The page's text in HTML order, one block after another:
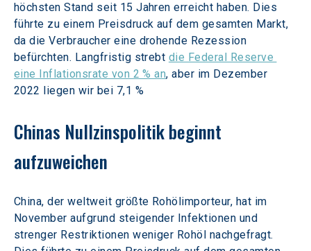
höchsten Stand seit 15 Jahren erreicht haben. Dies
führte zu einem Preisdruck auf dem gesamten Markt,
da die Verbraucher eine drohende Rezession
befürchten. Langfristig strebt die Federal Reserve
eine Inflationsrate von 2 % an, aber im Dezember
2022 liegen wir bei 7,1 %
Chinas Nullzinspolitik beginnt
aufzuweichen
China, der weltweit größte Rohölimporteur, hat im
November aufgrund steigender Infektionen und
strenger Restriktionen weniger Rohöl nachgefragt.